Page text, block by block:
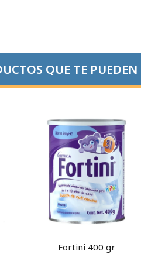
QUE TE PUEDEN
Fortini 400 gr